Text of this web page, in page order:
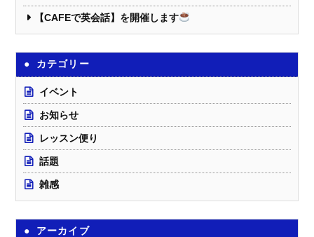
【CAFEで英会話】を開催します
カテゴリー
イベント
お知らせ
レッスン便り
話題
雑感
アーカイブ